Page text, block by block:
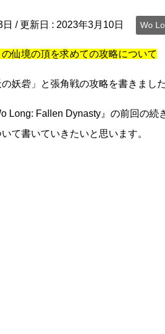
/ 更新日 : 2023年3月10日 Wo
の仙境の頂を求めての攻略について
妖砦」と張角戦の攻略を書きました
Long: Fallen Dynasty』の前回の続
て書いていきたいと思います。